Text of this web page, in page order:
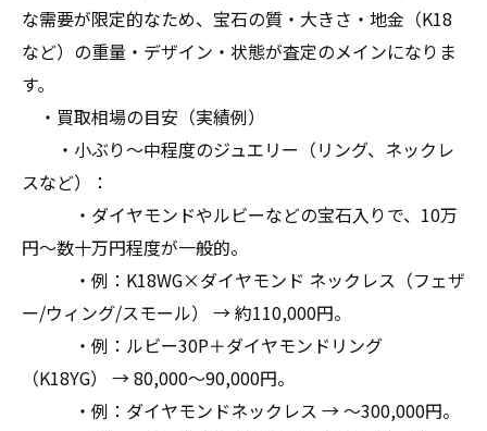
な需要が限定的なため、宝石の質・大きさ・地金（K18
など）の重量・デザイン・状態が査定のメインになりま
す。
・買取相場の目安（実績例）
・小ぶり～中程度のジュエリー（リング、ネックレ
スなど）：
・ダイヤモンドやルビーなどの宝石入りで、10万
円～数十万円程度が一般的。
・例：K18WG×ダイヤモンド ネックレス（フェザ
ー/ウィング/スモール） → 約110,000円。
・例：ルビー30P＋ダイヤモンドリング
（K18YG） → 80,000～90,000円。
・例：ダイヤモンドネックレス → ～300,000円。